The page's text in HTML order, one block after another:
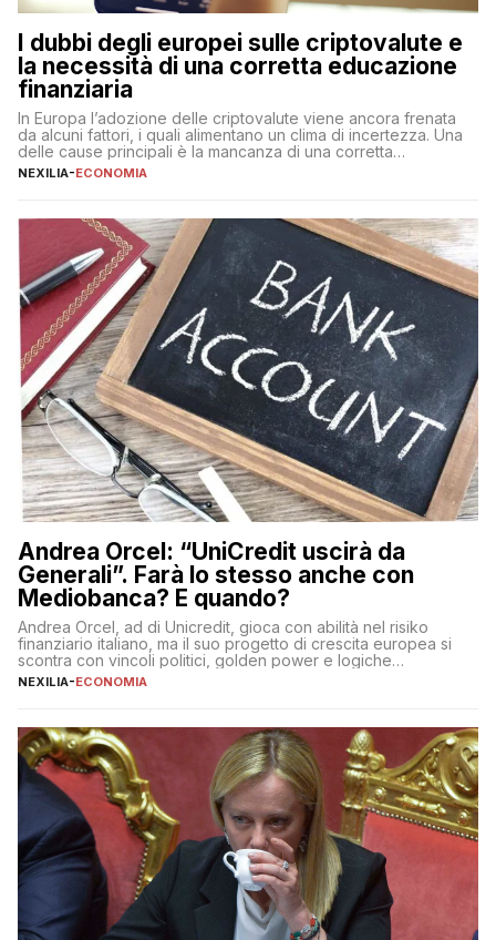
I dubbi degli europei sulle criptovalute e
la necessità di una corretta educazione
finanziaria
In Europa l’adozione delle criptovalute viene ancora frenata
da alcuni fattori, i quali alimentano un clima di incertezza. Una
delle cause principali è la mancanza di una corretta
educazione finanziaria, che impedisce ad una larga parte della
sulle criptovalute: […]
NEXILIA-ECONOMIA
Andrea Orcel: “UniCredit uscirà da
Generali”. Farà lo stesso anche con
Mediobanca? E quando?
Andrea Orcel, ad di Unicredit, gioca con abilità nel risiko
finanziario italiano, ma il suo progetto di crescita europea si
scontra con vincoli politici, golden power e logiche
protezionistiche. Orcel e la mossa su Generali Andrea Orcel,
NEXILIA-ECONOMIA